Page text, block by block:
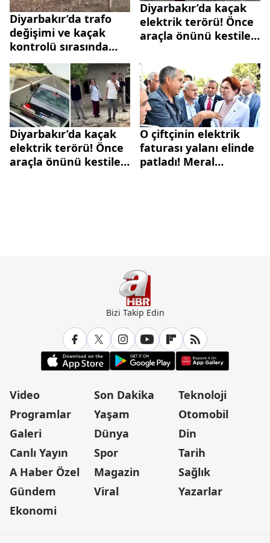
Diyarbakır’da trafo
değişimi ve kaçak
kontrolü sırasında
ortalık karıştı: 9 yaralı
Diyarbakır’da kaçak
elektrik terörü! Önce
araçla önünü kestiler
tehdit ettiler: Seni
mermi manyağı
yaparım
Diyarbakır’da kaçak
elektrik terörü! Önce
araçla önünü kestiler
O çiftçinin elektrik
faturası yalanı elinde
patladı! Meral
Bizi Takip Edin
Video
Programlar
Galeri
Canlı Yayın
A Haber Özel
Gündem
Ekonomi
Son Dakika
Yaşam
Dünya
Spor
Magazin
Viral
Teknoloji
Otomobil
Din
Tarih
Sağlık
Yazarlar